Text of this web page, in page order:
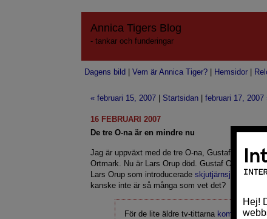
Annica Tigers Blog
- tankar och funderingar
Dagens bild |Vem är Annica Tiger? Hemsidor
« februari 15, 2007 Startsidan |februari 17, 2007
16 FEBRUARI 2007
De tre O-na är en mindre nu
Jag är uppväxt med de tre O-na, Gustaf
Ortmark. Nu är Lars Orup död. Gustaf Olivecron
Lars Orup som introducerade
kanske inte är så många som vet det?
För de lite äldre tv-tittarna kommer han